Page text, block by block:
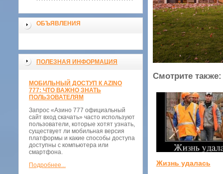
ОБЪЯВЛЕНИЯ
ПОЛЕЗНАЯ ИНФОРМАЦИЯ
МОБИЛЬНЫЙ ДОСТУП К AZINO
777: ЧТО ВАЖНО ЗНАТЬ
ПОЛЬЗОВАТЕЛЯМ
Запрос «Азино 777 официальный
сайт вход скачать» часто используют
пользователи, которые хотят узнать,
существует ли мобильная версия
платформы и какие способы доступа
доступны с компьютера или
смартфона.
Подробнее...
Смотрите также:
Жизнь удалась